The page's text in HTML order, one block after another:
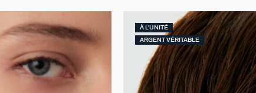
À L'UNITÉ
ARGENT VÉRITABLE